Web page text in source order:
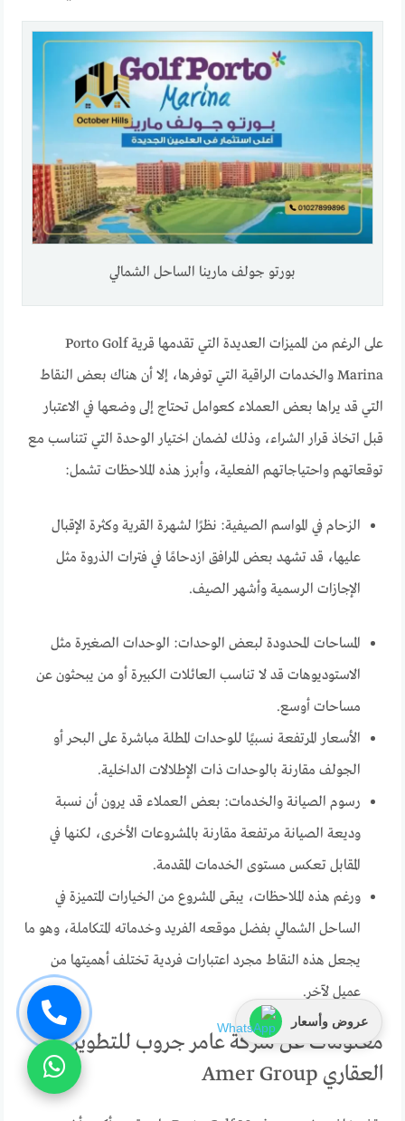
بورتو جولف مارينا الساحل الشمالي
على الرغم من المميزات العديدة التي تقدمها قرية Porto Golf
Marina والخدمات الراقية التي توفرها، إلا أن هناك بعض النقاط
التي قد يراها بعض العملاء كعوامل تحتاج إلى وضعها في الاعتبار
قبل اتخاذ قرار الشراء، وذلك لضمان اختيار الوحدة التي تتناسب مع
توقعاتهم واحتياجاتهم الفعلية، وأبرز هذه الملاحظات تشمل:
الزحام في المواسم الصيفية: نظرًا لشهرة القرية وكثرة الإقبال
عليها، قد تشهد بعض المرافق ازدحامًا في فترات الذروة مثل
الإجازات الرسمية وأشهر الصيف.
المساحات المحدودة لبعض الوحدات: الوحدات الصغيرة مثل
الاستوديوهات قد لا تناسب العائلات الكبيرة أو من يبحثون عن
مساحات أوسع.
الأسعار المرتفعة نسبيًا للوحدات المطلة مباشرة على البحر أو
الجولف مقارنة بالوحدات ذات الإطلالات الداخلية.
رسوم الصيانة والخدمات: بعض العملاء قد يرون أن نسبة
وديعة الصيانة مرتفعة مقارنة بالمشروعات الأخرى، لكنها في
المقابل تعكس مستوى الخدمات المقدمة.
ورغم هذه الملاحظات، يبقى المشروع من الخيارات المتميزة في
الساحل الشمالي بفضل موقعه الفريد وخدماته المتكاملة، وهو ما
يجعل هذه النقاط مجرد اعتبارات فردية تختلف أهميتها من
عميل لآخر.
معلومات عن شركة عامر جروب للتطوير
العقاري Amer Group
عروض وأسعار